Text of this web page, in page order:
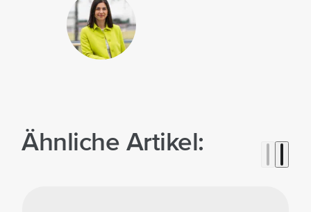
Ähnliche Artikel: